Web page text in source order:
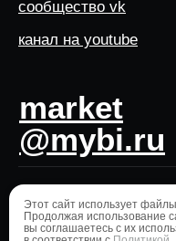
market
@mybi.ru
оферта
политика
сообщество vk
канал на youtube
Этот сайт использует
Продолжая использование
вы соглашаетесь с их